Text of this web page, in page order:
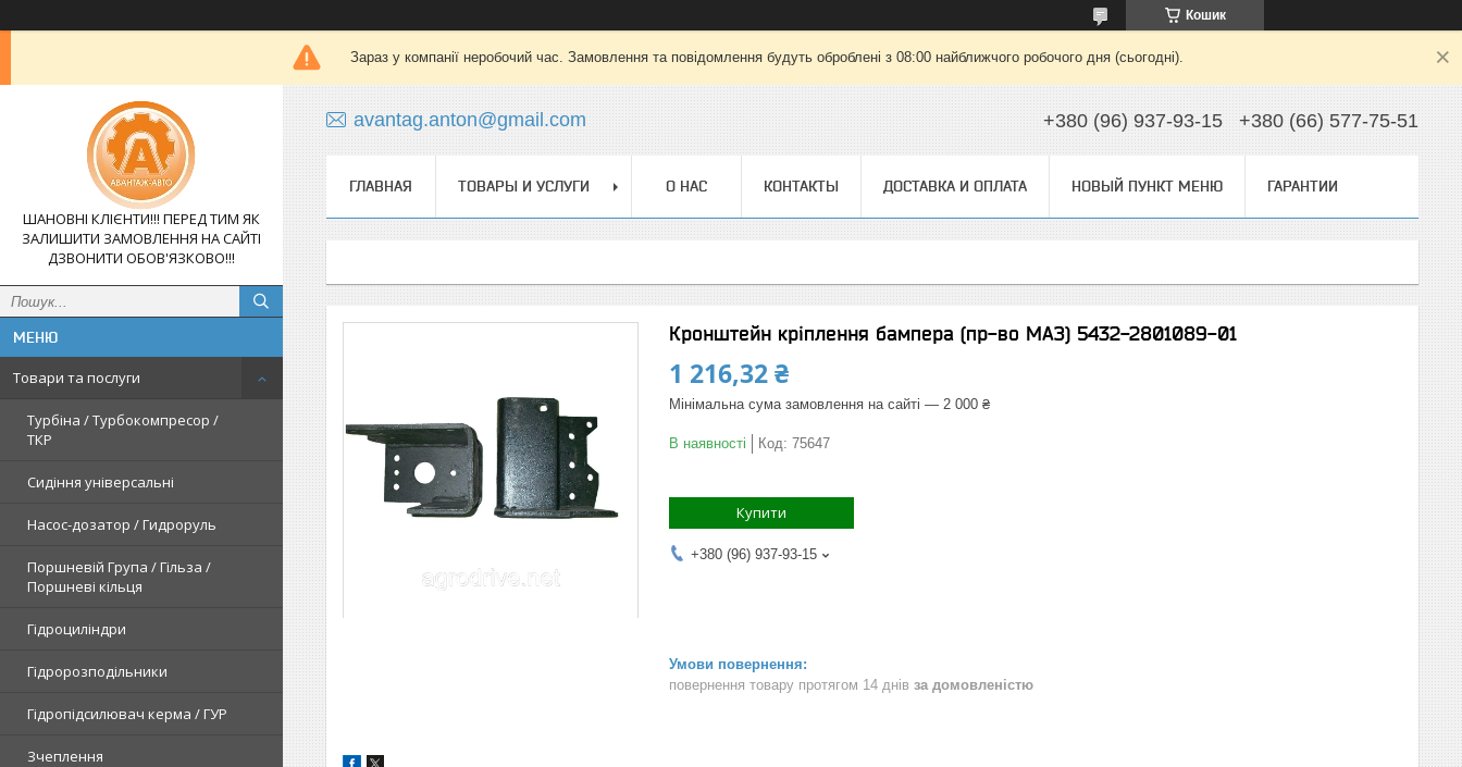
Кошик
Зараз у компанії неробочий час. Замовлення та повідомлення будуть оброблені з 08:00 найближчого робочого дня (сьогодні).
ШАНОВНІ КЛІЄНТИ!!! ПЕРЕД ТИМ ЯК
ЗАЛИШИТИ ЗАМОВЛЕННЯ НА САЙТІ
ДЗВОНИТИ ОБОВ'ЯЗКОВО!!!
Товари та послуги
Турбіна / Турбокомпресор /
ТКР
Сидіння універсальні
Насос-дозатор / Гидроруль
Поршневій Група / Гільза /
Поршневі кільця
Гідроциліндри
Гідророзподільники
Гідропідсилювач керма / ГУР
Зчеплення
avantag.anton@gmail.com +380 (96) 937-93-15 +380 (66) 577-75-51
ГЛАВНАЯ ТОВАРЫ И УСЛУГИ О НАС КОНТАКТЫ ДОСТАВКА И ОПЛАТА НОВЫЙ ПУНКТ МЕНЮ ГАРАНТИИ
Кронштейн кріплення бампера (пр-во МАЗ) 5432-2801089-01
1 216,32 ₴
Мінімальна сума замовлення на сайті — 2 000 ₴
В наявності Код: 75647
Купити
+380 (96) 937-93-15
повернення товару протягом 14 днів за домовленістю